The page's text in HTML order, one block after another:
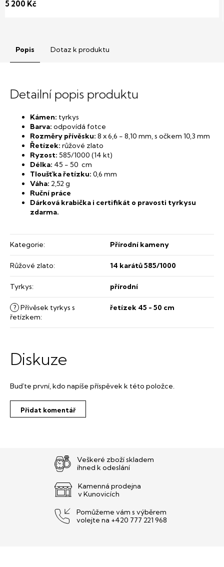
5 200 Kč
Popis Dotaz k produktu
Detailní popis produktu
Kámen: tyrkys
Barva: odpovídá fotce
Rozměry přívěsku: 8 x 6,6 - 8,10 mm, s očkem 10,3 mm
Řetízek: růžové zlato
Ryzost: 585/1000 (14 kt)
Délka: 45 - 50 cm
Tloušťka řetízku: 0,6 mm
Váha: 2,52 g
Ruční práce
Dárková krabička i certifikát o pravosti tyrkysu
zdarma.
Kategorie: Přírodní kameny
Růžové zlato: 14 karátů 585/1000
Tyrkys: přírodní
? Přívěsek tyrkys s
řetízkem:
řetízek 45 - 50 cm
Diskuze
Buďte první, kdo napíše příspěvek k této položce.
Přidat komentář
Veškeré zboží skladem
ihned k odeslání
Kamenná prodejna
v Kunovicích
Pomůžeme vám s výběrem
volejte na +420 777 221 968